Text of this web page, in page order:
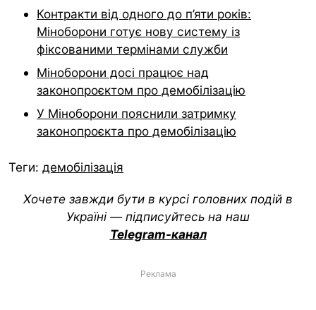
Контракти від одного до п’яти років:
Міноборони готує нову систему із
фіксованими термінами служби
Міноборони досі працює над
законопроєктом про демобілізацію
У Міноборони пояснили затримку
законопроєкта про демобілізацію
Теги: демобілізація
Хочете завжди бути в курсі головних подій в
Україні — підписуйтесь на наш
Telegram-канал
Реклама